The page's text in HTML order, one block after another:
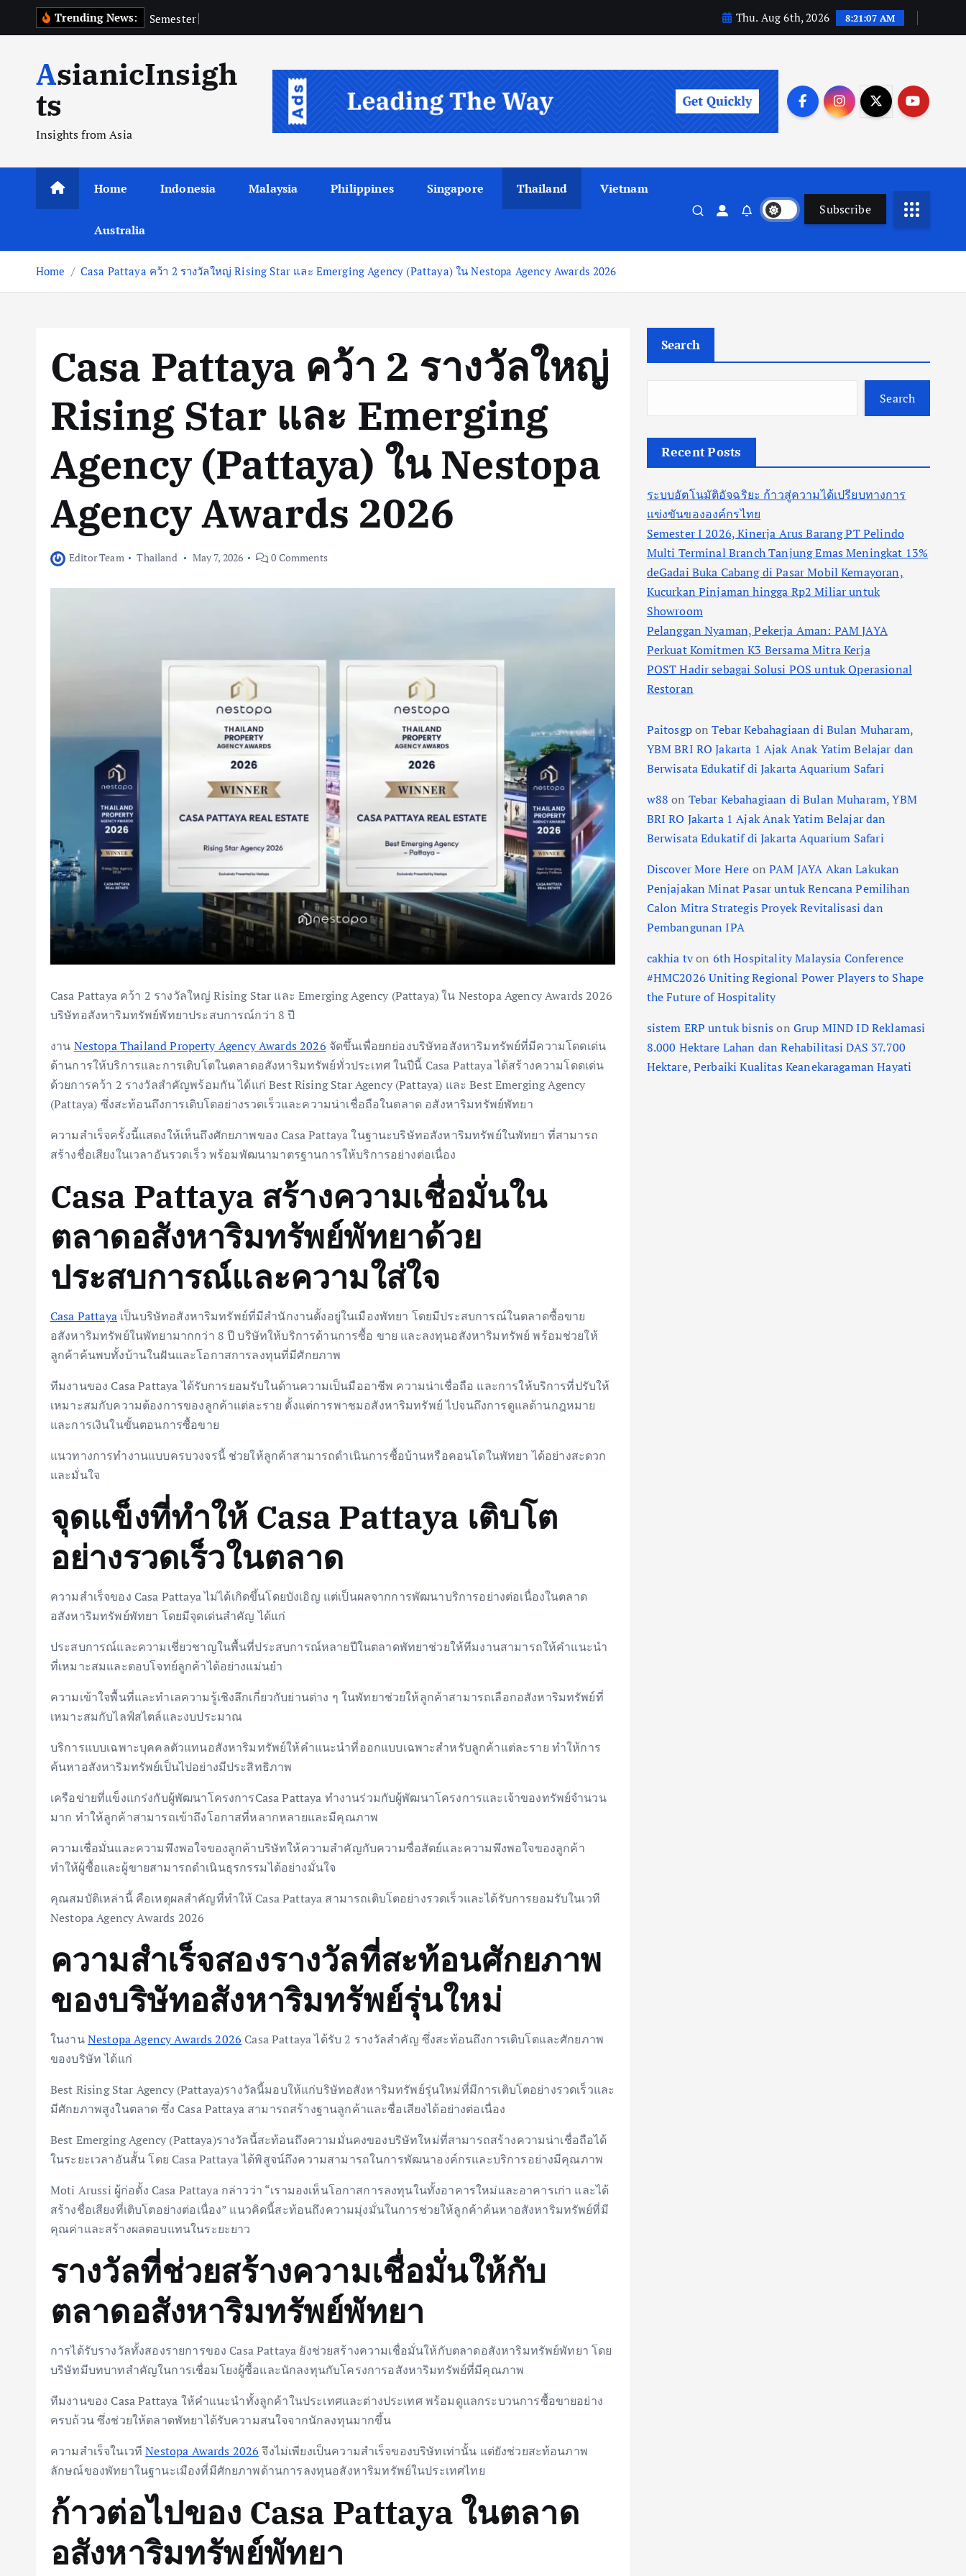
Trending News: Semester Thu. Aug 6th, 2026 8:21:08 AM
AsianicInsigh
ts
Insights from Asia
Home Indonesia Malaysia Philippines Singapore Thailand Vietnam
Australia
Subscribe
Home Casa Pattaya คว้า 2 รางวัลใหญ่ Rising Star และ Emerging Agency (Pattaya) ใน Nestopa Agency Awards 2026
Casa Pattaya คว้า 2 รางวัลใหญ่
Rising Star และ Emerging
Agency (Pattaya) ใน Nestopa
Agency Awards 2026
Editor Team Thailand May 7, 2026 0 Comments
Casa Pattaya คว้า 2 รางวัลใหญ่ Rising Star และ Emerging Agency (Pattaya) ใน Nestopa Agency Awards 2026
บริษัทอสังหาริมทรัพย์พัทยาประสบการณ์กว่า 8 ปี
งาน Nestopa Thailand Property Agency Awards 2026 จัดขึ้นเพื่อยกย่องบริษัทอสังหาริมทรัพย์ที่มีความโดดเด่น
ด้านการให้บริการและการเติบโตในตลาดอสังหาริมทรัพย์ทั่วประเทศ ในปีนี้ Casa Pattaya ได้สร้างความโดดเด่น
ด้วยการคว้า 2 รางวัลสำคัญพร้อมกัน ได้แก่ Best Rising Star Agency (Pattaya) และ Best Emerging Agency
(Pattaya) ซึ่งสะท้อนถึงการเติบโตอย่างรวดเร็วและความน่าเชื่อถือในตลาด อสังหาริมทรัพย์พัทยา
ความสำเร็จครั้งนี้แสดงให้เห็นถึงศักยภาพของ Casa Pattaya ในฐานะบริษัทอสังหาริมทรัพย์ในพัทยา ที่สามารถ
สร้างชื่อเสียงในเวลาอันรวดเร็ว พร้อมพัฒนามาตรฐานการให้บริการอย่างต่อเนื่อง
Casa Pattaya สร้างความเชื่อมั่นใน
ตลาดอสังหาริมทรัพย์พัทยาด้วย
ประสบการณ์และความใส่ใจ
Casa Pattayaเป็นบริษัทอสังหาริมทรัพย์ที่มีสำนักงานตั้งอยู่ในเมืองพัทยา โดยมีประสบการณ์ในตลาดซื้อขาย
อสังหาริมทรัพย์ในพัทยามากกว่า 8 ปี บริษัทให้บริการด้านการซื้อ ขาย และลงทุนอสังหาริมทรัพย์ พร้อมช่วยให้
ลูกค้าค้นพบทั้งบ้านในฝันและโอกาสการลงทุนที่มีศักยภาพ
ทีมงานของ Casa Pattaya ได้รับการยอมรับในด้านความเป็นมืออาชีพ ความน่าเชื่อถือ และการให้บริการที่ปรับให้
เหมาะสมกับความต้องการของลูกค้าแต่ละราย ตั้งแต่การพาชมอสังหาริมทรัพย์ ไปจนถึงการดูแลด้านกฎหมาย
และการเงินในขั้นตอนการซื้อขาย
แนวทางการทำงานแบบครบวงจรนี้ ช่วยให้ลูกค้าสามารถดำเนินการซื้อบ้านหรือคอนโดในพัทยา ได้อย่างสะดวก
และมั่นใจ
จุดแข็งที่ทำให้ Casa Pattaya เติบโต
อย่างรวดเร็วในตลาด
ความสำเร็จของ Casa Pattaya ไม่ได้เกิดขึ้นโดยบังเอิญ แต่เป็นผลจากการพัฒนาบริการอย่างต่อเนื่องในตลาด
อสังหาริมทรัพย์พัทยา โดยมีจุดเด่นสำคัญ ได้แก่
ประสบการณ์และความเชี่ยวชาญในพื้นที่ประสบการณ์หลายปีในตลาดพัทยาช่วยให้ทีมงานสามารถให้คำแนะนำ
ที่เหมาะสมและตอบโจทย์ลูกค้าได้อย่างแม่นยำ
ความเข้าใจพื้นที่และทำเลความรู้เชิงลึกเกี่ยวกับย่านต่าง ๆ ในพัทยาช่วยให้ลูกค้าสามารถเลือกอสังหาริมทรัพย์ที่
เหมาะสมกับไลฟ์สไตล์และงบประมาณ
บริการแบบเฉพาะบุคคลตัวแทนอสังหาริมทรัพย์ให้คำแนะนำที่ออกแบบเฉพาะสำหรับลูกค้าแต่ละราย ทำให้การ
ค้นหาอสังหาริมทรัพย์เป็นไปอย่างมีประสิทธิภาพ
เครือข่ายที่แข็งแกร่งกับผู้พัฒนาโครงการCasa Pattaya ทำงานร่วมกับผู้พัฒนาโครงการและเจ้าของทรัพย์จำนวน
มาก ทำให้ลูกค้าสามารถเข้าถึงโอกาสที่หลากหลายและมีคุณภาพ
ความเชื่อมั่นและความพึงพอใจของลูกค้าบริษัทให้ความสำคัญกับความซื่อสัตย์และความพึงพอใจของลูกค้า
ทำให้ผู้ซื้อและผู้ขายสามารถดำเนินธุรกรรมได้อย่างมั่นใจ
คุณสมบัติเหล่านี้ คือเหตุผลสำคัญที่ทำให้ Casa Pattaya สามารถเติบโตอย่างรวดเร็วและได้รับการยอมรับในเวที
Nestopa Agency Awards 2026
ความสำเร็จสองรางวัลที่สะท้อนศักยภาพ
ของบริษัทอสังหาริมทรัพย์รุ่นใหม่
ในงานNestopa Agency Awards 2026 Casa Pattaya ได้รับ 2 รางวัลสำคัญ ซึ่งสะท้อนถึงการเติบโตและศักยภาพ
ของบริษัท ได้แก่
Best Rising Star Agency (Pattaya)รางวัลนี้มอบให้แก่บริษัทอสังหาริมทรัพย์รุ่นใหม่ที่มีการเติบโตอย่างรวดเร็วและ
มีศักยภาพสูงในตลาด ซึ่ง Casa Pattaya สามารถสร้างฐานลูกค้าและชื่อเสียงได้อย่างต่อเนื่อง
Best Emerging Agency (Pattaya)รางวัลนี้สะท้อนถึงความมั่นคงของบริษัทใหม่ที่สามารถสร้างความน่าเชื่อถือได้
ในระยะเวลาอันสั้น โดย Casa Pattaya ได้พิสูจน์ถึงความสามารถในการพัฒนาองค์กรและบริการอย่างมีคุณภาพ
Moti Arussi ผู้ก่อตั้ง Casa Pattaya กล่าวว่า “เรามองเห็นโอกาสการลงทุนในทั้งอาคารใหม่และอาคารเก่า และได้
สร้างชื่อเสียงที่เติบโตอย่างต่อเนื่อง” แนวคิดนี้สะท้อนถึงความมุ่งมั่นในการช่วยให้ลูกค้าค้นหาอสังหาริมทรัพย์ที่มี
คุณค่าและสร้างผลตอบแทนในระยะยาว
รางวัลที่ช่วยสร้างความเชื่อมั่นให้กับ
ตลาดอสังหาริมทรัพย์พัทยา
การได้รับรางวัลทั้งสองรายการของ Casa Pattaya ยังช่วยสร้างความเชื่อมั่นให้กับตลาดอสังหาริมทรัพย์พัทยา โดย
บริษัทมีบทบาทสำคัญในการเชื่อมโยงผู้ซื้อและนักลงทุนกับโครงการอสังหาริมทรัพย์ที่มีคุณภาพ
ทีมงานของ Casa Pattaya ให้คำแนะนำทั้งลูกค้าในประเทศและต่างประเทศ พร้อมดูแลกระบวนการซื้อขายอย่าง
ครบถ้วน ซึ่งช่วยให้ตลาดพัทยาได้รับความสนใจจากนักลงทุนมากขึ้น
ความสำเร็จในเวทีNestopa Awards 2026 จึงไม่เพียงเป็นความสำเร็จของบริษัทเท่านั้น แต่ยังช่วยสะท้อนภาพ
ลักษณ์ของพัทยาในฐานะเมืองที่มีศักยภาพด้านการลงทุนอสังหาริมทรัพย์ในประเทศไทย
ก้าวต่อไปของ Casa Pattaya ในตลาด
อสังหาริมทรัพย์พัทยา
Search
Search
Recent Posts
ระบบอัตโนมัติอัจฉริยะ ก้าวสู่ความได้เปรียบทางการ
แข่งขันขององค์กรไทย
Semester I 2026, Kinerja Arus Barang PT Pelindo
Multi Terminal Branch Tanjung Emas Meningkat 13%
deGadai Buka Cabang di Pasar Mobil Kemayoran,
Kucurkan Pinjaman hingga Rp2 Miliar untuk
Showroom
Pelanggan Nyaman, Pekerja Aman: PAM JAYA
Perkuat Komitmen K3 Bersama Mitra Kerja
POST Hadir sebagai Solusi POS untuk Operasional
Restoran
PaitosgponTebar Kebahagiaan di Bulan Muharam,
YBM BRI RO Jakarta 1 Ajak Anak Yatim Belajar dan
Berwisata Edukatif di Jakarta Aquarium Safari
w88 on Tebar Kebahagiaan di Bulan Muharam, YBM
BRI RO Jakarta 1 Ajak Anak Yatim Belajar dan
Berwisata Edukatif di Jakarta Aquarium Safari
Discover More Here onPAM JAYA Akan Lakukan
Penjajakan Minat Pasar untuk Rencana Pemilihan
Calon Mitra Strategis Proyek Revitalisasi dan
Pembangunan IPA
cakhia tvon 6th Hospitality Malaysia Conference
#HMC2026 Uniting Regional Power Players to Shape
the Future of Hospitality
sistem ERP untuk bisnison Grup MIND ID Reklamasi
8.000 Hektare Lahan dan Rehabilitasi DAS 37.700
Hektare, Perbaiki Kualitas Keanekaragaman Hayati